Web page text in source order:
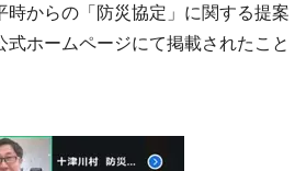
からの「防災協定」に関する提案
ホームページにて掲載されたこと